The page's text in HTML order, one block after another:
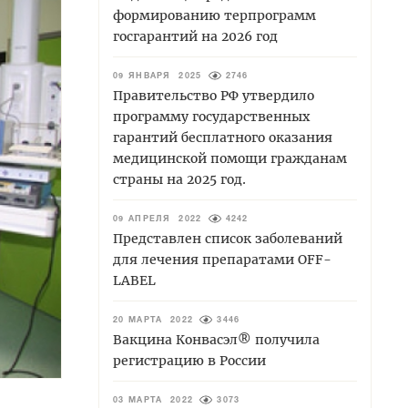
формированию терпрограмм
госгарантий на 2026 год
09 ЯНВАРЯ 2025 2746
Правительство РФ утвердило
программу государственных
гарантий бесплатного оказания
медицинской помощи гражданам
страны на 2025 год.
09 АПРЕЛЯ 2022 4242
Представлен список заболеваний
для лечения препаратами OFF-
LABEL
20 МАРТА 2022 3446
Вакцина Конвасэл® получила
регистрацию в России
03 МАРТА 2022 3073